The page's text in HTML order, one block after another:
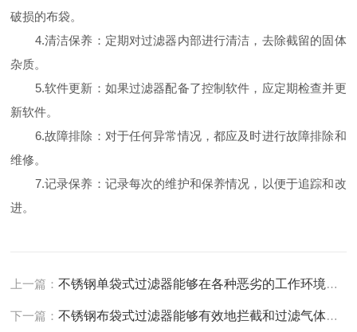
破损的布袋。
4.清洁保养：定期对过滤器内部进行清洁，去除截留的固体
杂质。
5.软件更新：如果过滤器配备了控制软件，应定期检查并更
新软件。
6.故障排除：对于任何异常情况，都应及时进行故障排除和
维修。
7.记录保养：记录每次的维护和保养情况，以便于追踪和改
进。
上一篇：不锈钢单袋式过滤器能够在各种恶劣的工作环境下长期稳定运行
下一篇：不锈钢布袋式过滤器能够有效地拦截和过滤气体或液体中的微小颗粒